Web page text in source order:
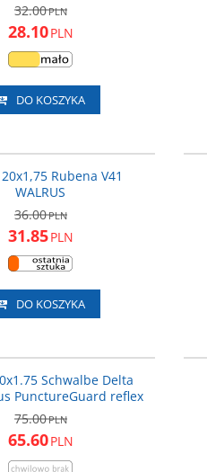
32.00PLN
28.10PLN
DO KOSZYKA
Rubena V41
WALRUS
36.00PLN
31.85PLN
DO KOSZYKA
Schwalbe Delta
PunctureGuard reflex
75.00PLN
65.60PLN